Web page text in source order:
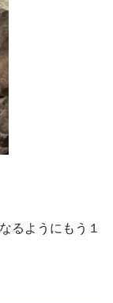
るようにもう１